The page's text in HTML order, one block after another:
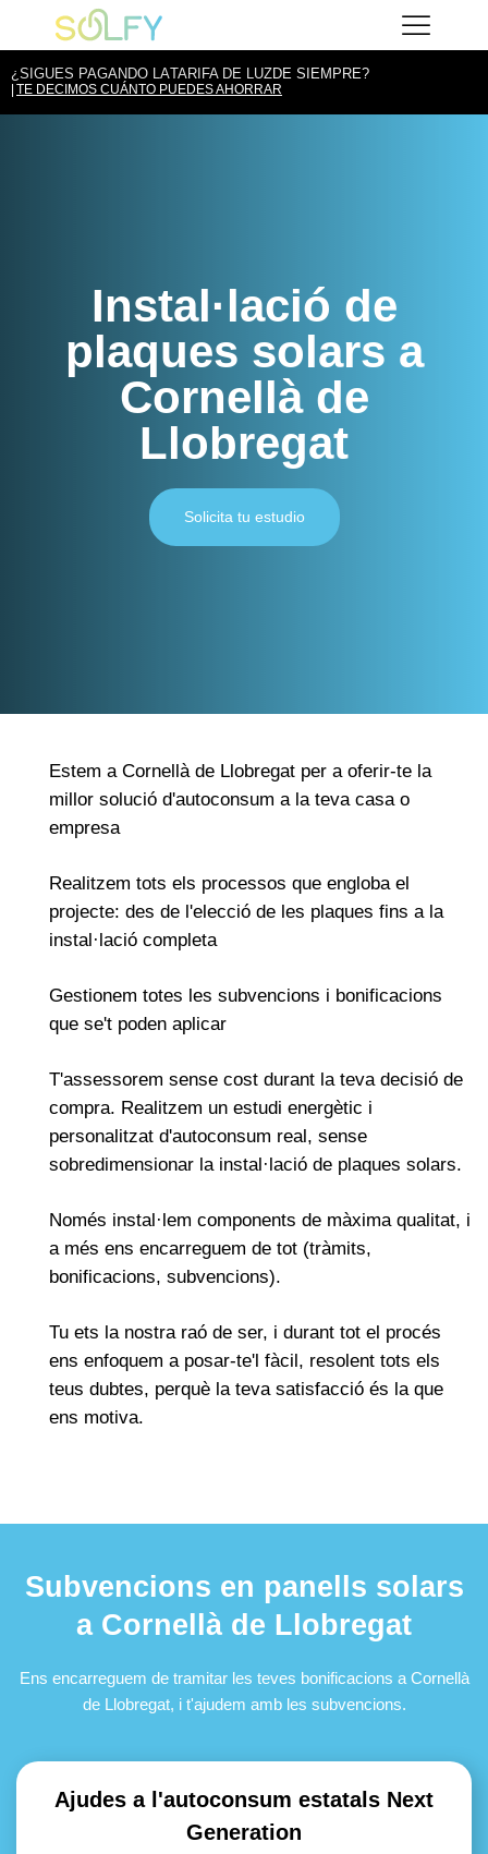
contingut
Solfy
¿SIGUES PAGANDO LATARIFA DE LUZDE SIEMPRE?
TE DECIMOS CUÁNTO PUEDES AHORRAR
Instal·lació de
plaques solars a
Cornellà de
Llobregat
Solicita tu estudio
Estem a Cornellà de Llobregat per a oferir-te la
millor solució d'autoconsum a la teva casa o
empresa
Realitzem tots els processos que engloba el
projecte: des de l'elecció de les plaques fins a la
instal·lació completa
Gestionem totes les subvencions i bonificacions
que se't poden aplicar
T'assessorem sense cost durant la teva decisió de
compra. Realitzem un estudi energètic i
personalitzat d'autoconsum real, sense
sobredimensionar la instal·lació de plaques solars.
Només instal·lem components de màxima qualitat, i
a més ens encarreguem de tot (tràmits,
bonificacions, subvencions).
Tu ets la nostra raó de ser, i durant tot el procés
ens enfoquem a posar-te'l fàcil, resolent tots els
teus dubtes, perquè la teva satisfacció és la que
ens motiva.
Subvencions en panells solars
a Cornellà de Llobregat
Ens encarreguem de tramitar les teves bonificacions a Cornellà
de Llobregat, i t'ajudem amb les subvencions.
Ajudes a l'autoconsum estatals Next
Generation